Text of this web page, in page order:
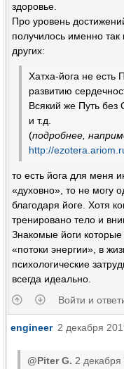
здоровье.
Про уровень
получилось именно так
других:
Хатха-йога не есть
развитию
Всякий же Путь без
и т.д.
(подробнее,
http://
то есть йога для меня
«духовно», то не могу
благодаря йоге. Хотя
тренировано тело и
Знакомые йоги
«потоки энергии», в
психологические
всегда идеально.
Войти и
engineer 2 декабря
@Piter G. 2 декабря